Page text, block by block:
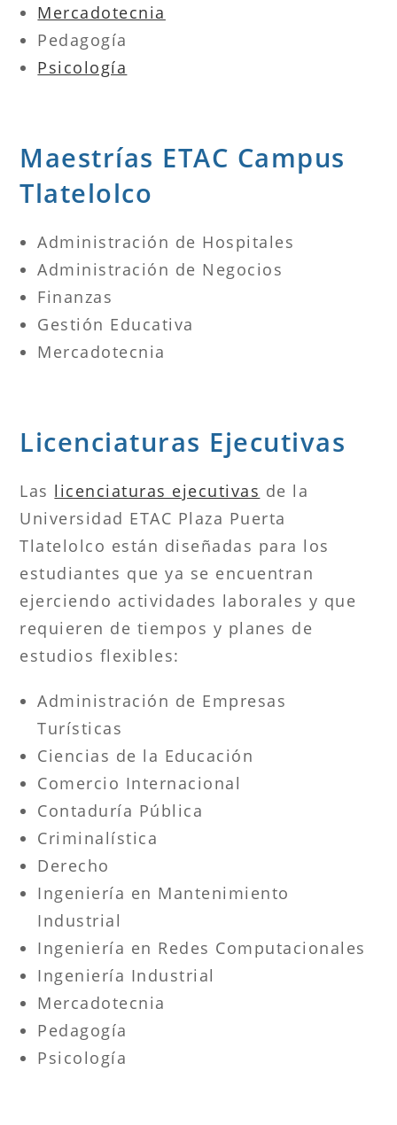
Mercadotecnia
Pedagogía
Psicología
Maestrías ETAC Campus
Tlatelolco
Administración de Hospitales
Administración de Negocios
Finanzas
Gestión Educativa
Mercadotecnia
Licenciaturas Ejecutivas
Las licenciaturas ejecutivas de la
Universidad ETAC Plaza Puerta
Tlatelolco están diseñadas para los
estudiantes que ya se encuentran
ejerciendo actividades laborales y que
requieren de tiempos y planes de
estudios flexibles:
Administración de Empresas
Turísticas
Ciencias de la Educación
Comercio Internacional
Contaduría Pública
Criminalística
Derecho
Ingeniería en Mantenimiento
Industrial
Ingeniería en Redes Computacionales
Ingeniería Industrial
Mercadotecnia
Pedagogía
Psicología